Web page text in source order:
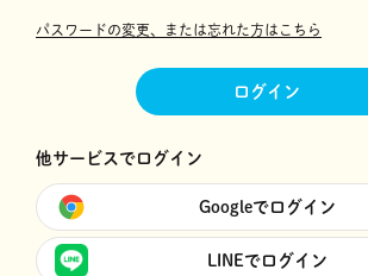
パスワードの変更、または忘れた方はこちら
ログイン
他サービスでログイン
Googleでログイン
LINEでログイン